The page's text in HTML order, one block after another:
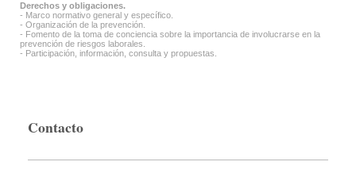
Derechos y obligaciones.
- Marco normativo general y específico.
- Organización de la prevención.
- Fomento de la toma de conciencia sobre la importancia de involucrarse en la
prevención de riesgos laborales.
- Participación, información, consulta y propuestas.
Contacto